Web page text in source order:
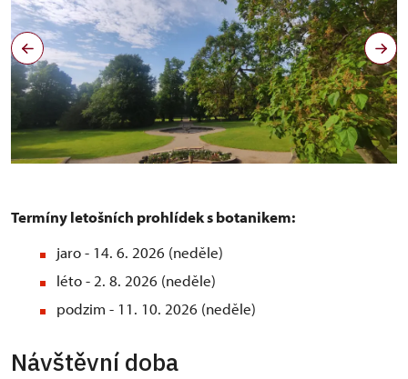
Termíny letošních prohlídek s botanikem:
jaro - 14. 6. 2026 (neděle)
léto - 2. 8. 2026 (neděle)
podzim - 11. 10. 2026 (neděle)
Návštěvní doba